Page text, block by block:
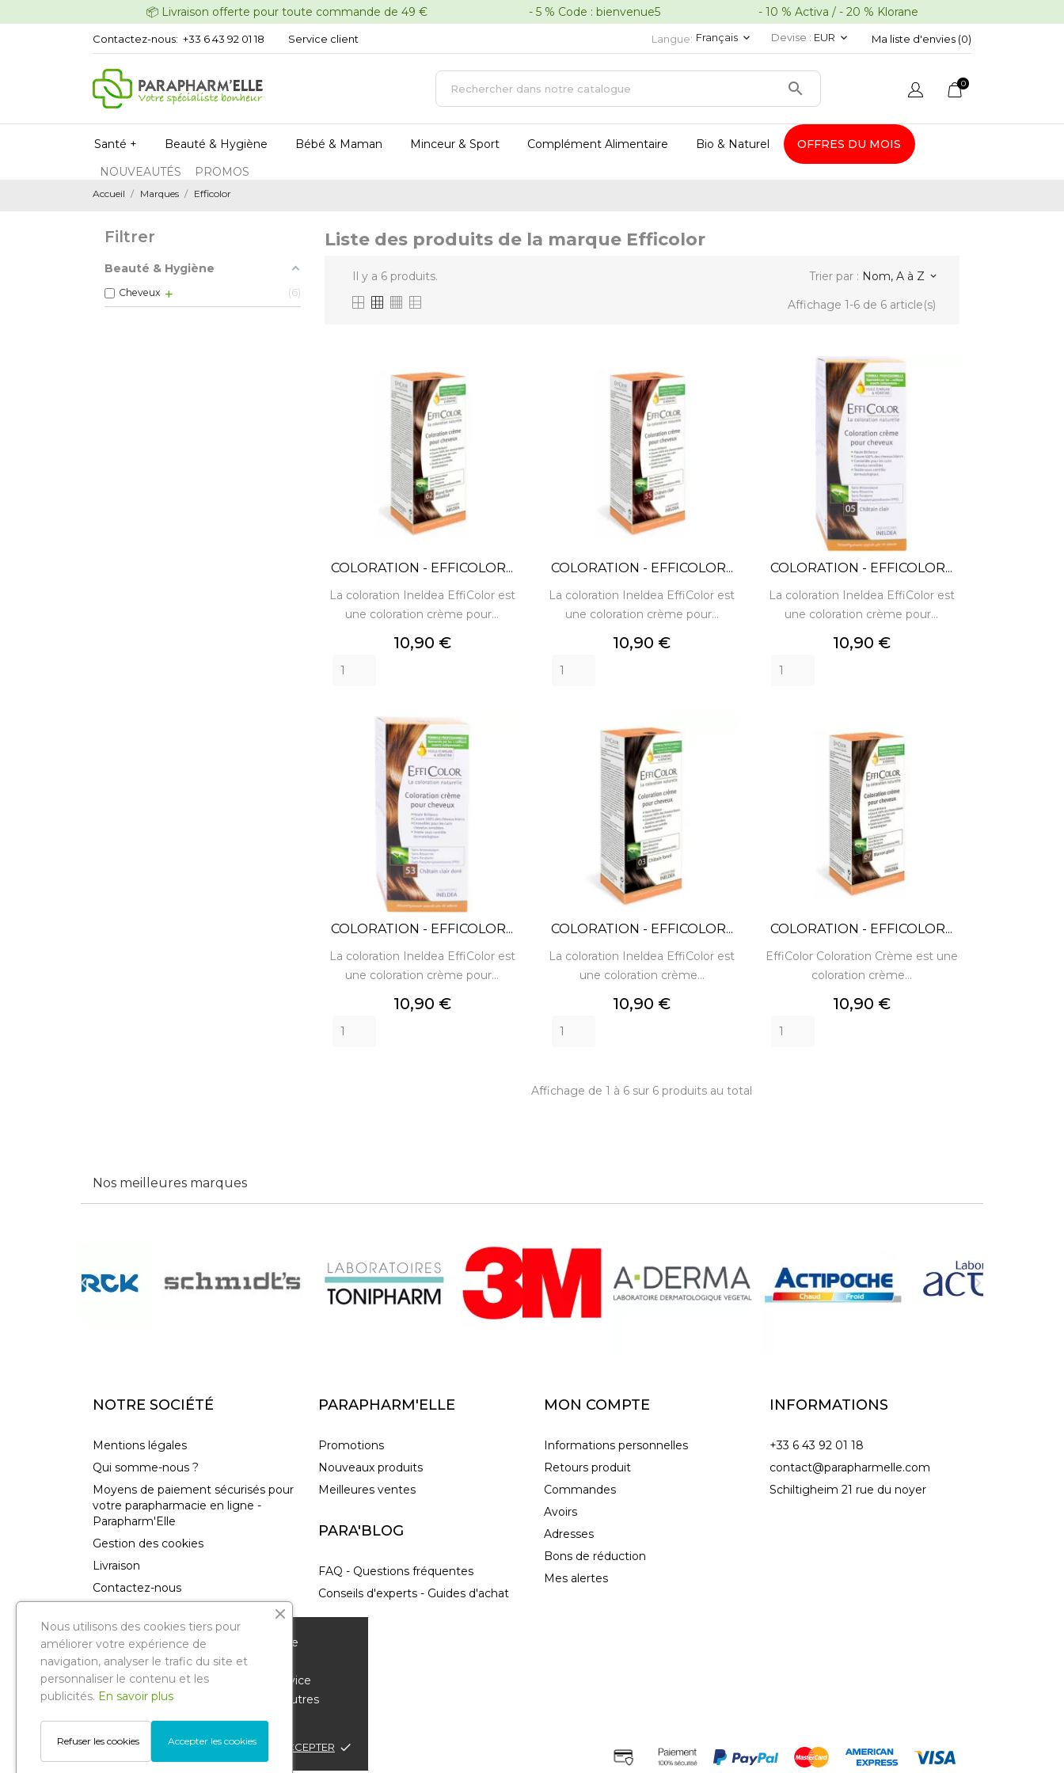
Nous vous remercions de votre visite sur notre
parapharmacie en ligne. Pour améliorer votre
expérience de navigation et vous offrir un service
personnalisé, nous utilisons des cookies et d'autres
technologies similaires.
POLITIQUE DE CONFIDENTIALITÉ ACCEPTER done
📦 Livraison offerte pour toute commande de 49 € - 5 % Code : bienvenue5 - 10 % Activa / - 20 % Klorane
Contactez-nous: +33 6 43 92 01 18 Service client Langue: Français keyboard_arrow_down Devise : EUR keyboard_arrow_down Ma liste d'envies (0)
 0
Santé + Beauté & Hygiène Bébé & Maman Minceur & Sport Complément Alimentaire Bio & Naturel
OFFRES DU MOIS
NOUVEAUTÉS
PROMOS
Accueil Marques Efficolor
Filtrer
Beauté & Hygiène
Cheveux 6
Liste des produits de la marque Efficolor
Il y a 6 produits. Trier par : Nom, A à Z keyboard_arrow_down
Affichage 1-6 de 6 article(s)
COLORATION - EFFICOLOR...
La coloration Ineldea EffiColor est
une coloration crème pour...
Prix
10,90 €
COLORATION - EFFICOLOR...
La coloration Ineldea EffiColor est
une coloration crème pour...
Prix
10,90 €
COLORATION - EFFICOLOR...
La coloration Ineldea EffiColor est
une coloration crème pour...
Prix
10,90 €
COLORATION - EFFICOLOR...
La coloration Ineldea EffiColor est
une coloration crème pour...
Prix
10,90 €
COLORATION - EFFICOLOR...
La coloration Ineldea EffiColor est
une coloration crème...
Prix
10,90 €
COLORATION - EFFICOLOR...
EffiColor Coloration Crème est une
coloration crème...
Prix
10,90 €
Affichage de 1 à 6 sur 6 produits au total
Nos meilleures marques
 
NOTRE SOCIÉTÉ
Mentions légales
Qui somme-nous ?
Moyens de paiement sécurisés pour
votre parapharmacie en ligne -
Parapharm'Elle
Gestion des cookies
Livraison
Contactez-nous
Magasins
PARAPHARM'ELLE
Promotions
Nouveaux produits
Meilleures ventes
PARA'BLOG
FAQ - Questions fréquentes
Conseils d'experts - Guides d'achat
MON COMPTE
Informations personnelles
Retours produit
Commandes
Avoirs
Adresses
Bons de réduction
Mes alertes
INFORMATIONS
+33 6 43 92 01 18
contact@parapharmelle.com
Schiltigheim 21 rue du noyer
Parapharmelle
. Tous droits réservés.
Reproduction même partielle interdite
© Copyright 2022 .
Nous utilisons des cookies tiers pour
améliorer votre expérience de
navigation, analyser le trafic du site et
personnaliser le contenu et les
publicités. En savoir plus
Accepter les cookies
Refuser les cookies